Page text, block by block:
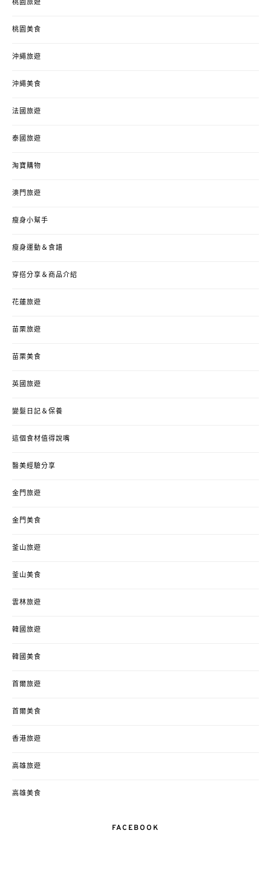
桃園旅遊
桃園美食
沖繩旅遊
沖繩美食
法國旅遊
泰國旅遊
淘寶購物
澳門旅遊
瘦身小幫手
瘦身運動＆食譜
穿搭分享＆商品介紹
花蓮旅遊
苗栗旅遊
苗栗美食
英國旅遊
變髮日記＆保養
這個食材值得說嘴
醫美經驗分享
金門旅遊
金門美食
釜山旅遊
釜山美食
雲林旅遊
韓國旅遊
韓國美食
首爾旅遊
首爾美食
香港旅遊
高雄旅遊
高雄美食
FACEBOOK